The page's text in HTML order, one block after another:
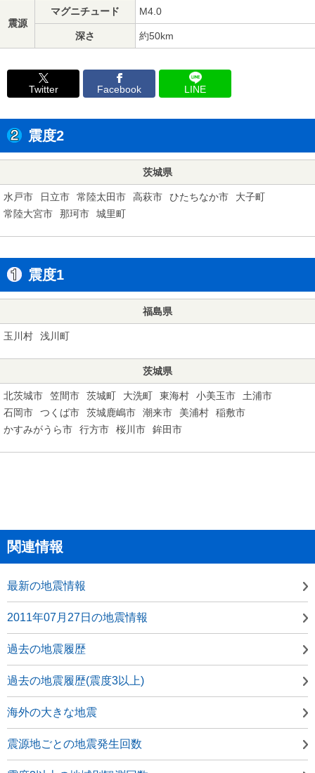
震源
マグニチュード M4.0
深さ 約50km
Twitter Facebook LINE
震度2
茨城県
水戸市 日立市 常陸太田市 高萩市 ひたちなか市
大子町
常陸大宮市
那珂市 城里町
震度1
福島県
玉川村 浅川町
茨城県
北茨城市 笠間市 茨城町 大洗町 東海村 小美玉市
土浦市
石岡市
つくば市 茨城鹿嶋市 潮来市 美浦村
稲敷市
かすみがうら市
行方市 桜川市 鉾田市
関連情報
最新の地震情報
2011年07月27日の地震情報
過去の地震履歴
過去の地震履歴(震度3以上)
海外の大きな地震
震源地ごとの地震発生回数